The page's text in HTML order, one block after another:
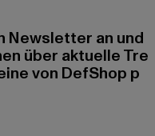
Newsletter an und
über aktuelle Tre
von DefShop p